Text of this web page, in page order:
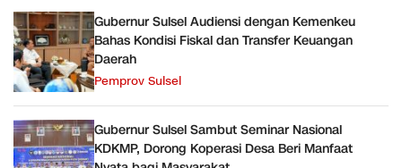
Gubernur Sulsel Audiensi dengan Kemenkeu
Bahas Kondisi Fiskal dan Transfer Keuangan
Daerah
Pemprov Sulsel
Gubernur Sulsel Sambut Seminar Nasional
KDKMP, Dorong Koperasi Desa Beri Manfaat